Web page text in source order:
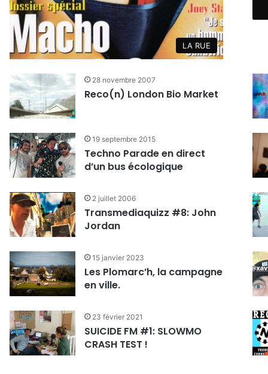
LA RUE
28 novembre 2007
Reco(n) London Bio Market
19 septembre 2015
Techno Parade en direct
d’un bus écologique
2 juillet 2006
Transmediaquizz #8: John
Jordan
15 janvier 2023
Les Plomarc’h, la campagne
en ville.
23 février 2021
SUICIDE FM #1: SLOWMO
CRASH TEST !